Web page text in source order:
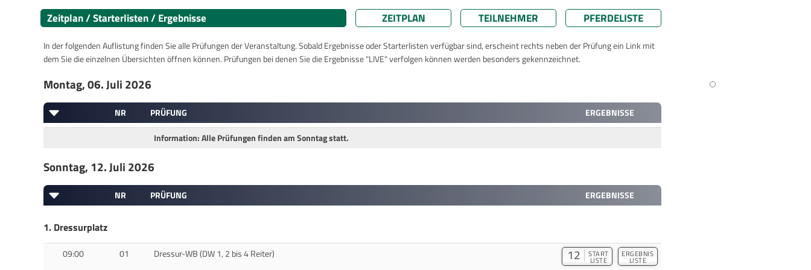
Zeitplan / Starterlisten / Ergebnisse ZEITPLAN TEILNEHMER PFERDELISTE
In der folgenden Auflistung finden Sie alle Prüfungen der Veranstaltung. Sobald Ergebnisse oder Starterlisten verfügbar sind, erscheint rechts neben der Prüfung ein Link mit
dem Sie die einzelnen Übersichten öffnen können. Prüfungen bei denen Sie die Ergebnisse "LIVE" verfolgen können werden besonders gekennzeichnet.
Montag, 06. Juli 2026
NR PRÜFUNG
ERGEBNISSE
Information: Alle Prüfungen finden am Sonntag statt.
Sonntag, 12. Juli 2026
NR PRÜFUNG ERGEBNISSE
1. Dressurplatz
09:00 01 Dressur-WB (DW 1, 2 bis 4 Reiter) 12 START
LISTE
ERGEBNIS
LISTE